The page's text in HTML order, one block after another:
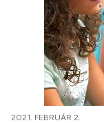
2021. FEBRUÁR 2.